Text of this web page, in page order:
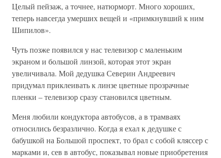
Целый пейзаж, а точнее, натюрморт. Много хороших,
теперь навсегда умерших вещей и «примкнувший к ним
Шипилов».
Чуть позже появился у нас телевизор с маленьким
экраном и большой линзой, которая этот экран
увеличивала. Мой дедушка Северин Андреевич
придумал приклеивать к линзе цветные прозрачные
пленки – телевизор сразу становился цветным.
Меня любили кондуктора автобусов, а в трамваях
относились безразлично. Когда я ехал к дедушке с
бабушкой на Большой проспект, то брал с собой кляссер с
марками и, сев в автобус, показывал новые приобретения